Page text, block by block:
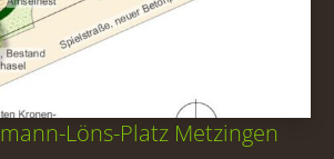
Löns-Platz Metzingen